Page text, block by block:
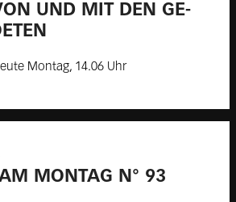
UND MIT DEN GE­
Montag, 14.06 Uhr
MON­TAG N° 93